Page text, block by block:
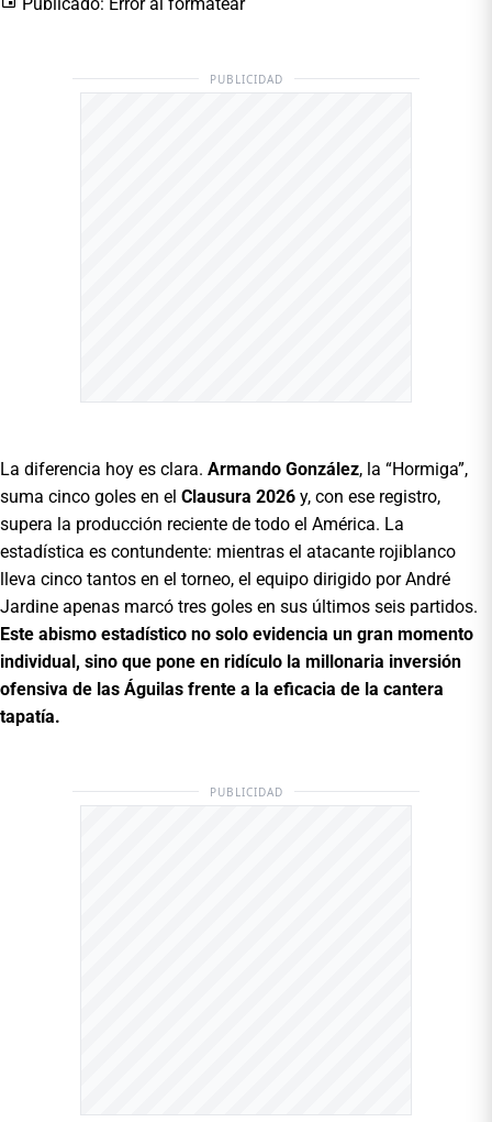
PUBLICIDAD
La diferencia hoy es clara. Armando González, la “Hormiga”,
suma cinco goles en el Clausura 2026 y, con ese registro,
supera la producción reciente de todo el América. La
estadística es contundente: mientras el atacante rojiblanco
lleva cinco tantos en el torneo, el equipo dirigido por André
Jardine apenas marcó tres goles en sus últimos seis partidos.
Este abismo estadístico no solo evidencia un gran momento
individual, sino que pone en ridículo la millonaria inversión
ofensiva de las Águilas frente a la eficacia de la cantera
tapatía.
PUBLICIDAD